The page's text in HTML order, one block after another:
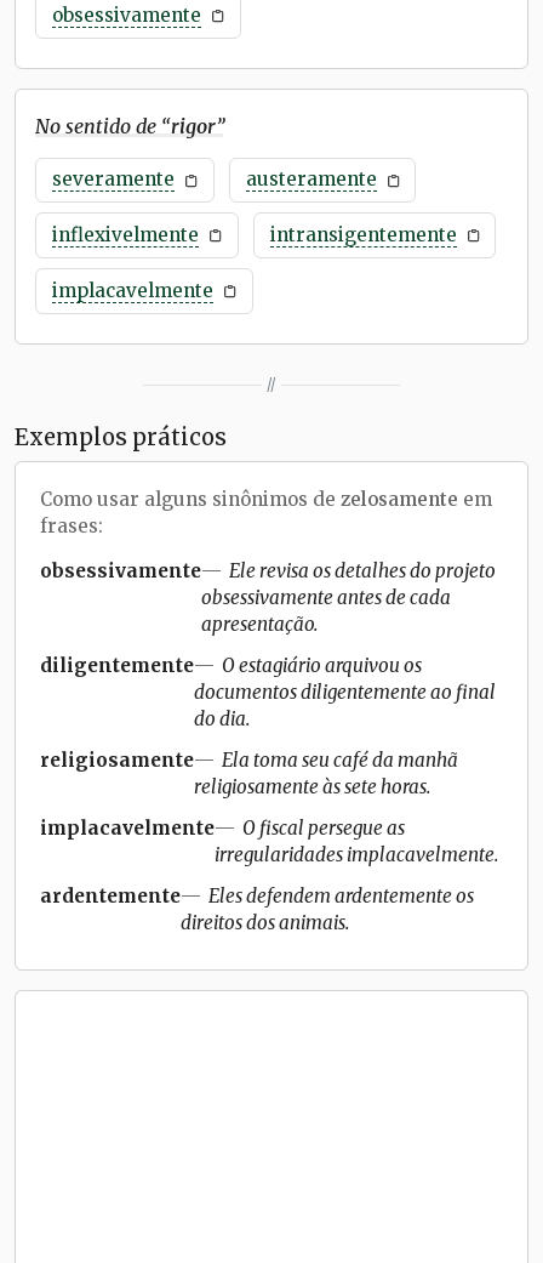
obsessivamente
No sentido de “rigor”
severamente austeramente
inflexivelmente intransigentemente
implacavelmente
//
Exemplos práticos
Como usar alguns sinônimos de zelosamente em
frases:
obsessivamente
Ele revisa os detalhes do projeto
obsessivamente antes de cada
apresentação.
diligentemente
O estagiário arquivou os
documentos diligentemente ao final
do dia.
religiosamente
Ela toma seu café da manhã
religiosamente às sete horas.
implacavelmente
O fiscal persegue as
irregularidades implacavelmente.
ardentemente
Eles defendem ardentemente os
direitos dos animais.